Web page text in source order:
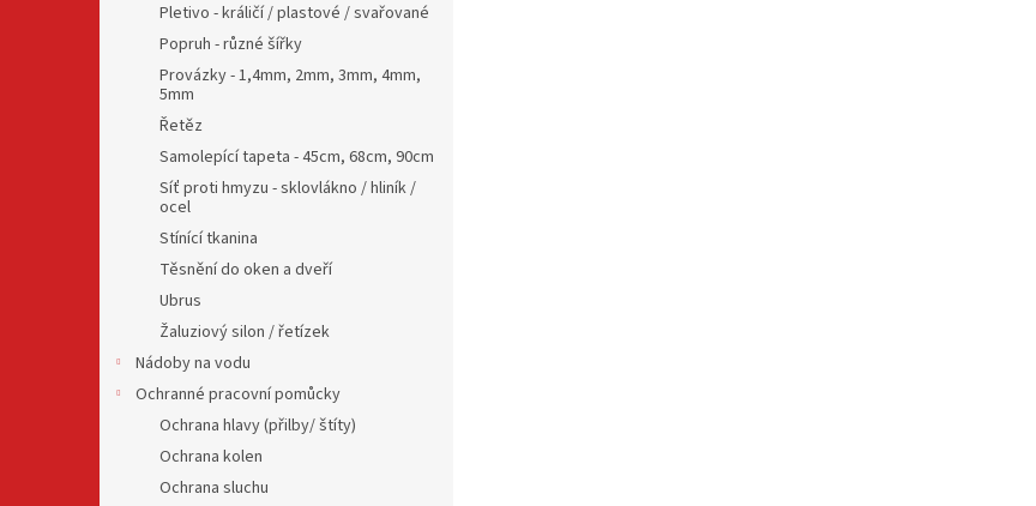
Pletivo - králičí / plastové / svařované
Popruh - různé šířky
Provázky - 1,4mm, 2mm, 3mm, 4mm,
5mm
Řetěz
Samolepící tapeta - 45cm, 68cm, 90cm
Síť proti hmyzu - sklovlákno / hliník /
ocel
Stínící tkanina
Těsnění do oken a dveří
Ubrus
Žaluziový silon / řetízek
Nádoby na vodu
Ochranné pracovní pomůcky
Ochrana hlavy (přilby/ štíty)
Ochrana kolen
Ochrana sluchu